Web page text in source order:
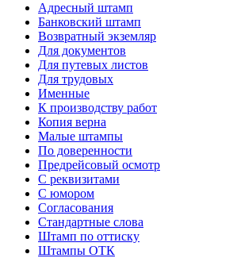
Адресный штамп
Банковский штамп
Возвратный экземляр
Для документов
Для путевых листов
Для трудовых
Именные
К производству работ
Копия верна
Малые штампы
По доверенности
Предрейсовый осмотр
С реквизитами
С юмором
Согласования
Стандартные слова
Штамп по оттиску
Штампы ОТК